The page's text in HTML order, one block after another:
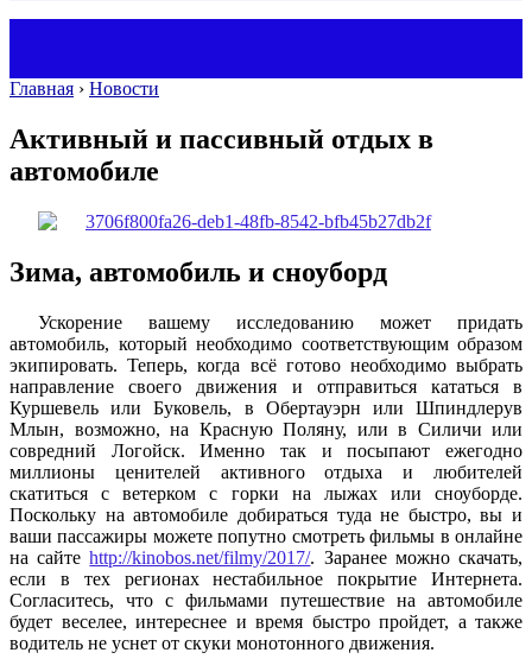
Главная › Новости
Активный и пассивный отдых в
автомобиле
Зима, автомобиль и сноуборд
Ускорение вашему исследованию может придать
автомобиль, который необходимо соответствующим образом
экипировать. Теперь, когда всё готово необходимо выбрать
направление своего движения и отправиться кататься в
Куршевель или Буковель, в Обертауэрн или Шпиндлерув
Млын, возможно, на Красную Поляну, или в Силичи или
совредний Логойск. Именно так и посыпают ежегодно
миллионы ценителей активного отдыха и любителей
скатиться с ветерком с горки на лыжах или сноуборде.
Поскольку на автомобиле добираться туда не быстро, вы и
ваши пассажиры можете попутно смотреть фильмы в онлайне
на сайтеhttp://kinobos.net/filmy/2017/. Заранее можно скачать,
если в тех регионах нестабильное покрытие Интернета.
Согласитесь, что с фильмами путешествие на автомобиле
будет веселее, интереснее и время быстро пройдет, а также
водитель не уснет от скуки монотонного движения.